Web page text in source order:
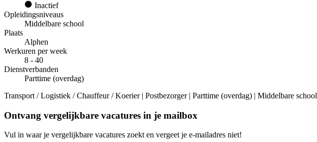
Inactief
Opleidingsniveaus
Middelbare school
Plaats
Alphen
Werkuren per week
8 - 40
Dienstverbanden
Parttime (overdag)
Transport / Logistiek / Chauffeur / Koerier | Postbezorger | Parttime (overdag) | Middelbare school
Ontvang vergelijkbare vacatures in je mailbox
Vul in waar je vergelijkbare vacatures zoekt en vergeet je e-mailadres niet!